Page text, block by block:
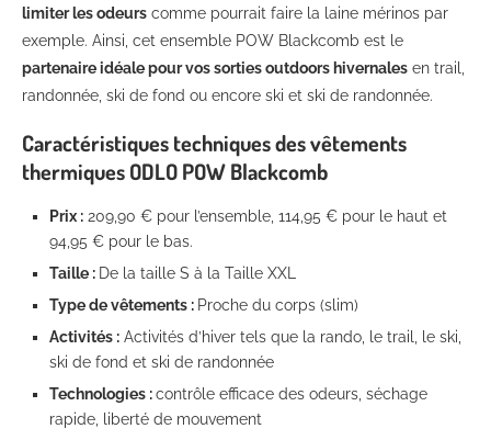
limiter les odeurs comme pourrait faire la laine mérinos par
exemple. Ainsi, cet ensemble POW Blackcomb est le
partenaire idéale pour vos sorties outdoors hivernales en trail,
randonnée, ski de fond ou encore ski et ski de randonnée.
Caractéristiques techniques des vêtements
thermiques ODLO POW Blackcomb
Prix : 209,90 € pour l’ensemble, 114,95 € pour le haut et
94,95 € pour le bas.
Taille : De la taille S à la Taille XXL
Type de vêtements : Proche du corps (slim)
Activités : Activités d’hiver tels que la rando, le trail, le ski,
ski de fond et ski de randonnée
Technologies :contrôle efficace des odeurs, séchage
rapide, liberté de mouvement